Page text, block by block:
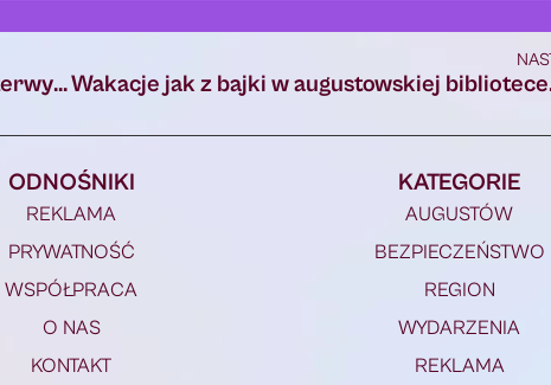
Jak przygotować piecyk na pellet do dłuższej przerwy w użytkowaniu?
ODNOŚNIKI
REKLAMA
PRYWATNOŚĆ
WSPÓŁPRACA
O NAS
KONTAKT
KATEGORIE
AUGUSTÓW
BEZPIECZEŃSTWO
REGION
WYDARZENIA
REKLAMA